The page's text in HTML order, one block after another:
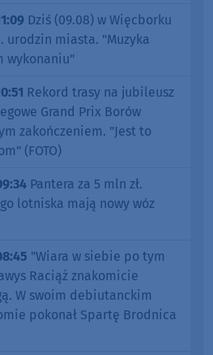
Dziś (09.08) w Więcborku
urodzin miasta. "Muzyka
wykonaniu"
Rekord trasy na jubileusz
Grand Prix Borów
zakończeniem. "Jest to
(FOTO)
Pantera za 5 mln zł.
lotniska mają nowy wóz
"Wiara w siebie po tym
Raciąż znakomicie
W swoim debiutanckim
pokonał Spartę Brodnica